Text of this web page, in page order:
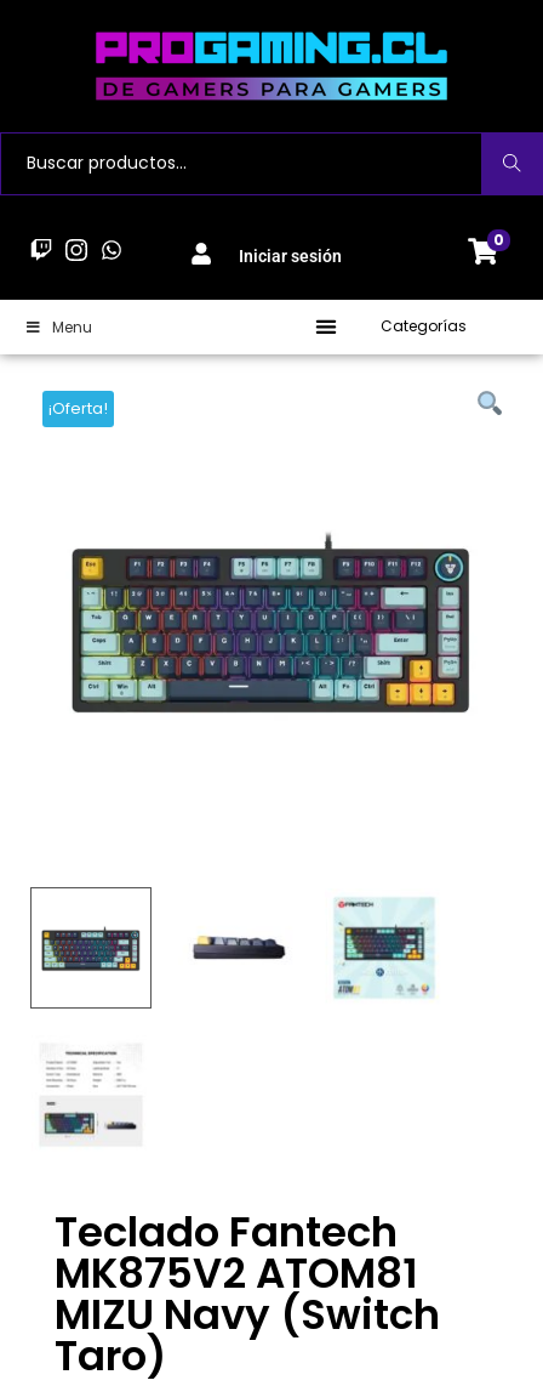
Buscar
Iniciar sesión
0
Menu Categorías
¡Oferta!
Teclado Fantech
MK875V2 ATOM81
MIZU Navy (Switch
Taro)